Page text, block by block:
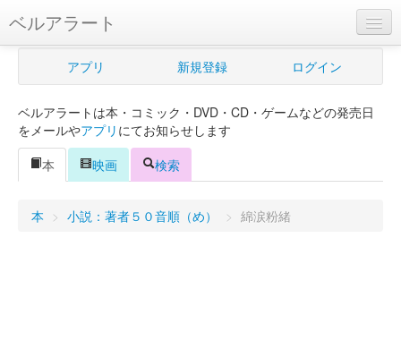
ベルアラート
ベルアラートとは
新規登録
ログイン
アプリ 新規登録 ログイン
ベルアラートは本・コミック・DVD・CD・ゲームなどの発売日
をメールやアプリ にてお知らせします
本
映画 検索
本 > 小説：著者５０音順（め） > 綿涙粉緒